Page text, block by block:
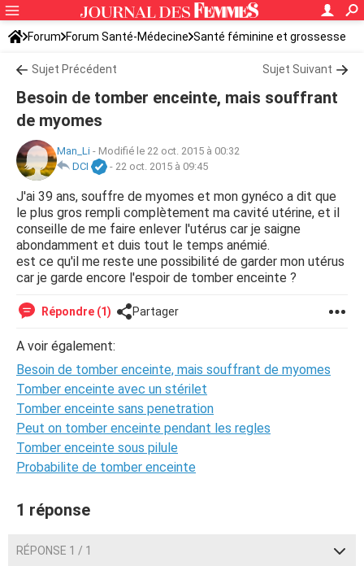
Forum Forum Santé-Médecine Santé féminine et grossesse
Tomber enceinte
Sujet Précédent Sujet Suivant
Besoin de tomber enceinte, mais souffrant
de myomes
Man_Li - Modifié le 22 oct. 2015 à 00:32
DCI
- 22 oct. 2015 à 09:45
J'ai 39 ans, souffre de myomes et mon gynéco a dit que
le plus gros rempli complètement ma cavité utérine, et il
conseille de me faire enlever l'utérus car je saigne
abondamment et duis tout le temps anémié.
est ce qu'il me reste une possibilité de garder mon utérus
car je garde encore l'espoir de tomber enceinte ?
Répondre (1) Partager
A voir également:
Besoin de tomber enceinte, mais souffrant de myomes
Tomber enceinte avec un stérilet
Tomber enceinte sans penetration
Peut on tomber enceinte pendant les regles
Tomber enceinte sous pilule
Probabilite de tomber enceinte
1 réponse
RÉPONSE 1 / 1